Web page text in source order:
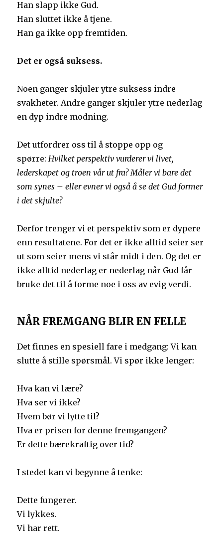
Han slapp ikke Gud.
Han sluttet ikke å tjene.
Han ga ikke opp fremtiden.
Det er også suksess.
Noen ganger skjuler ytre suksess indre
svakheter. Andre ganger skjuler ytre nederlag
en dyp indre modning.
Det utfordrer oss til å stoppe opp og
spørre:Hvilket perspektiv vurderer vi livet,
lederskapet og troen vår ut fra? Måler vi bare det
som synes – eller evner vi også å se det Gud former
i det skjulte?
Derfor trenger vi et perspektiv som er dypere
enn resultatene. For det er ikke alltid seier ser
ut som seier mens vi står midt i den. Og det er
ikke alltid nederlag er nederlag når Gud får
bruke det til å forme noe i oss av evig verdi.
NÅR FREMGANG BLIR EN FELLE
Det finnes en spesiell fare i medgang: Vi kan
slutte å stille spørsmål. Vi spør ikke lenger:
Hva kan vi lære?
Hva ser vi ikke?
Hvem bør vi lytte til?
Hva er prisen for denne fremgangen?
Er dette bærekraftig over tid?
I stedet kan vi begynne å tenke:
Dette fungerer.
Vi lykkes.
Vi har rett.